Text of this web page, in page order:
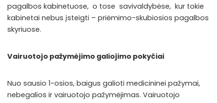
pagalbos kabinetuose, o tose savivaldybėse, kur tokie
kabinetai nebus įsteigti – priėmimo-skubiosios pagalbos
skyriuose.
Vairuotojo pažymėjimo galiojimo pokyčiai
Nuo sausio 1-osios, baigus galioti medicininei pažymai,
nebegalios ir vairuotojo pažymėjimas. Vairuotojo